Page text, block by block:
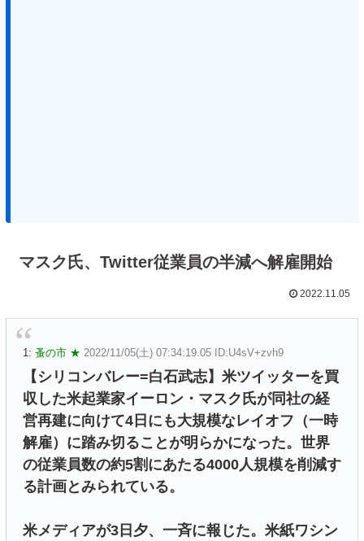
マスク氏、Twitter従業員の半減へ解雇開始
2022.11.05
1: 蚤の市 ★ 2022/11/05(土) 07:34:19.05 ID:U4sV+zvh9
【シリコンバレー=白石武志】米ツイッターを買
収した米起業家イーロン・マスク氏が同社の経
営再建に向けて4日にも大規模なレイオフ（一時
解雇）に踏み切ることが明らかになった。世界
の従業員数の約5割にあたる4000人規模を削減す
る計画とみられている。
米メディアが3日夕、一斉に報じた。米紙ワシン